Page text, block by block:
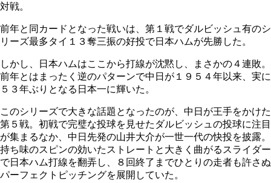
対戦。
前年と同カードとなった戦いは、第１戦でダルビッシュ有のシ
リーズ最多タイ１３奪三振の好投で日本ハムが先勝した。
しかし、日本ハムはここから打線が沈黙し、まさかの４連敗。
前年とはまったく逆のパターンで中日が１９５４年以来、実に
５３年ぶりとなる日本一に輝いた。
このシリーズで大きな話題となったのが、中日が王手をかけた
第５戦。初戦で完璧な投球を見せたダルビッシュの投球に注目
が集まるなか、中日先発の山井大介が一世一代の快投を披露。
持ち味のスピンの効いたストレートと大きく曲がるスライダー
で日本ハム打線を翻弄し、８回終了までひとりの走者も許さぬ
パーフェクトピッチングを展開していた。